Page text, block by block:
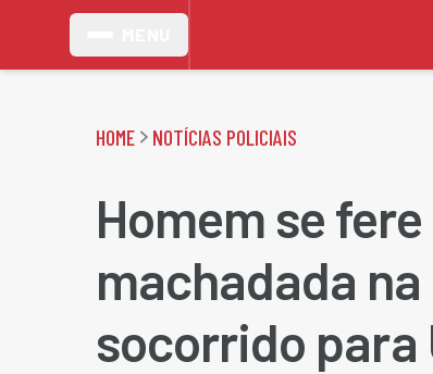
HOME NOTÍCIAS POLICIAIS
Homem se
machadada
socorrido para